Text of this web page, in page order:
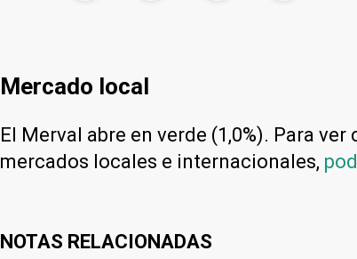
Mercado local
El Merval abre en verde (1,0%). Para
mercados locales e internacionales,
NOTAS RELACIONADAS